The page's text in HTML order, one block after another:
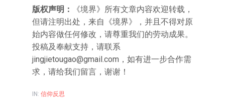
版权声明：
《境界》所有文章内容欢迎转载，
但请注明出处，来自《境界》，并且不得对原
始内容做任何修改，请尊重我们的劳动成果。
投稿及奉献支持，请联系
jingjietougao@gmail.com ，如有进一步合作需
求，请给我们留言，谢谢！
IN: 信仰反思